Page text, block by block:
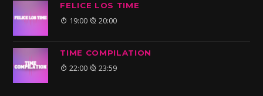
FELICE LOS TIME
19:00 20:00
TIME COMPILATION
22:00 23:59